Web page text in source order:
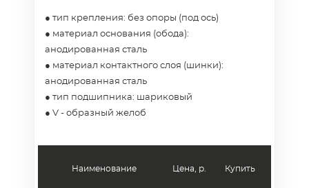
● тип крепления: без опоры (под ось)
● материал основания (обода):
анодированная сталь
● материал контактного слоя (шинки):
анодированная сталь
● тип подшипника: шариковый
● V - образный желоб
Наименование Цена, р. Купить